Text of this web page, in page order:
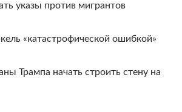
указы против мигрантов
«катастрофической ошибкой»
Трампа начать строить стену на